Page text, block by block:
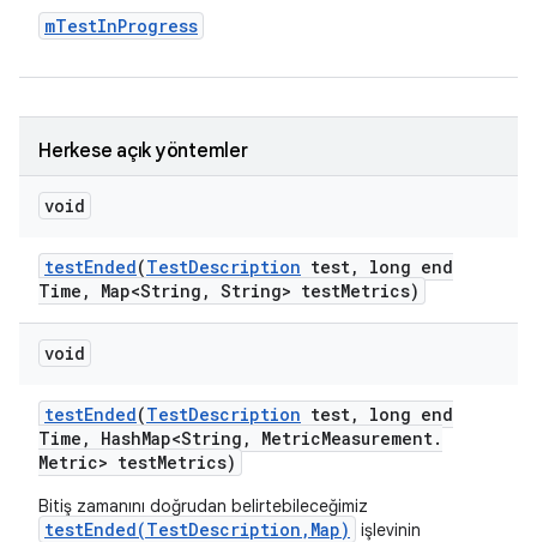
mTestInProgress
Herkese açık yöntemler
void
testEnded(TestDescription test,
long end
Time , Map<String , String> testMetrics)
void
testEnded(TestDescription test,
long end
Time , HashMap<String , MetricMeasurement.
Metric> testMetrics)
Bitiş zamanını doğrudan belirtebileceğimiz
testEnded(TestDescription,Map)
işlevinin